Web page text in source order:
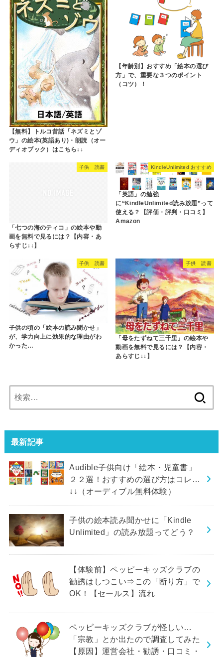
【無料】トルコ昔話「ネズミとゾ
ウ」の絵本(英語あり)・朗読（オー
ディオブック）はこちら↓↓
【年齢別】おすすめ「絵本の選び
方」で、重要な３つのポイント
（コツ）！
子供 読書
「七つの海のティコ」の絵本や動
画を無料で見るには？【内容・あ
らすじ↓↓】
KindleUnlimited おすすめ
「英語」の勉強
に“KindleUnlimited読み放題”って
使える？【評価・評判・口コミ】
Amazon
子供 読書
子供の頃の「絵本の読み聞かせ」
が、学力向上に効果的な理由がわ
かった…
子供 読書
「母をたずねて三千里」の絵本や
動画を無料で見るには？【内容・
あらすじ↓↓】
索:
最新記事
Audible子供向け「絵本・児童書」
２２選！おすすめの選び方はコレ…
↓↓（オーディブル無料体験）
子供の絵本読み聞かせに「Kindle
Unlimited」の読み放題ってどう？
【体験前】ペッピーキッズクラブの
勧誘はしつこい⇒この「断り方」で
OK！【セールス】流れ
ペッピーキッズクラブが怪しい…
「宗教」とか出たので調査してみた
【原因】運営会社・勧誘・口コミ・